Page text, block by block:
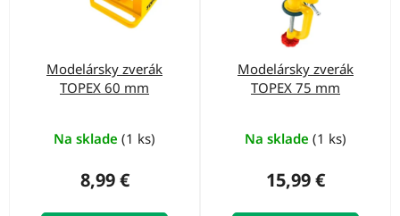
Modelársky zverák
TOPEX 60 mm
Na sklade (1 ks)
8,99 €
Modelársky zverák
TOPEX 75 mm
Na sklade (1 ks)
15,99 €